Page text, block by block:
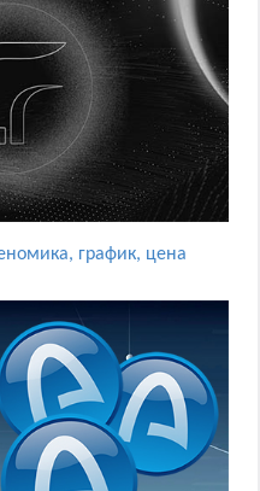
график, цена